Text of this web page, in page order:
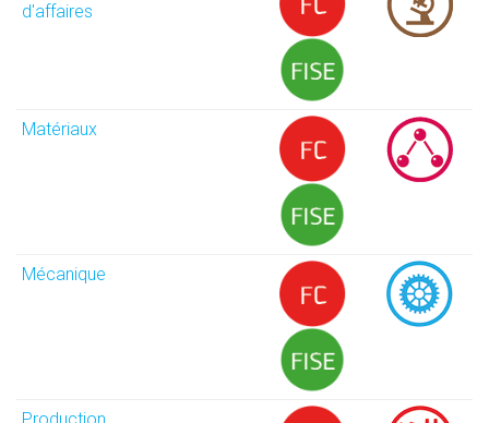
d'affaires
Matériaux
Mécanique